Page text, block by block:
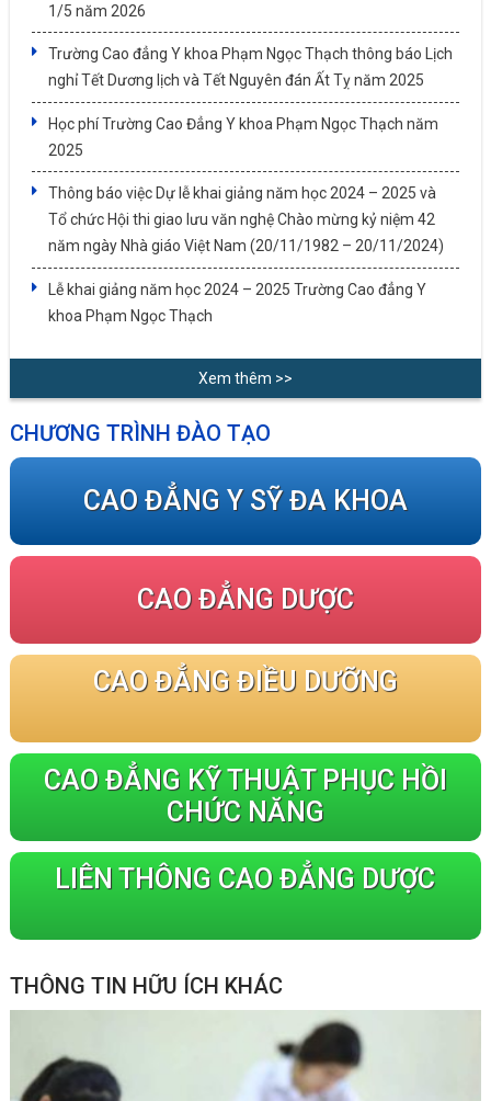
1/5 năm 2026
Trường Cao đẳng Y khoa Phạm Ngọc Thạch thông báo Lịch
nghỉ Tết Dương lịch và Tết Nguyên đán Ất Tỵ năm 2025
Học phí Trường Cao Đẳng Y khoa Phạm Ngọc Thạch năm
2025
Thông báo việc Dự lễ khai giảng năm học 2024 – 2025 và
Tổ chức Hội thi giao lưu văn nghệ Chào mừng kỷ niệm 42
năm ngày Nhà giáo Việt Nam (20/11/1982 – 20/11/2024)
Lễ khai giảng năm học 2024 – 2025 Trường Cao đẳng Y
khoa Phạm Ngọc Thạch
Xem thêm >>
CHƯƠNG TRÌNH ĐÀO TẠO
CAO ĐẲNG Y SỸ ĐA KHOA
CAO ĐẲNG DƯỢC
CAO ĐẲNG ĐIỀU DƯỠNG
CAO ĐẲNG KỸ THUẬT PHỤC HỒI
CHỨC NĂNG
LIÊN THÔNG CAO ĐẲNG DƯỢC
THÔNG TIN HỮU ÍCH KHÁC